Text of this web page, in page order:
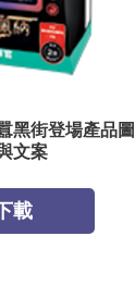
黑街登場產品圖
文案
載